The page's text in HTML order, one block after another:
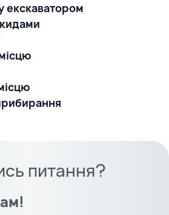
екскаватором
питання?